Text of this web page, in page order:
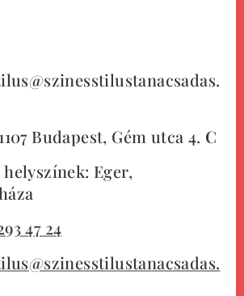
Budapest, Gém utca 4. C
Eger,
47 24